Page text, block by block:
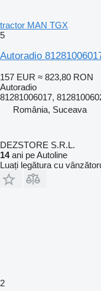
tractor MAN TGX
5
Autoradio
157 EUR ≈ 823,80 RON
Autoradio
81281006017,
România, Suceava
DEZSTORE S.R.L.
14ani pe Autoline
Luați legătura cu
2